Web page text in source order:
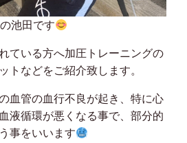
池田です
ている方へ加圧トレーニングの
トなどをご紹介致します。
血管の血行不良が起き、特に心
液循環が悪くなる事で、部分的
事をいいます